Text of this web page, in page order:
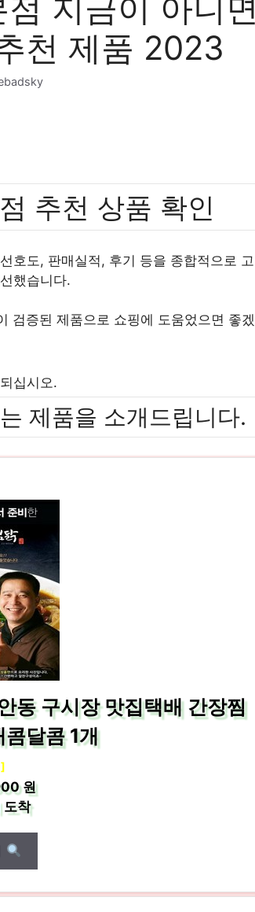
지금이 아니면
천 제품 2023
추천 상품 확인
호도, 판매실적, 후기 등을 종합적으로 고
했습니다.
검증된 제품으로 쇼핑에 도움었으면 좋겠
십시오.
제품을 소개드립니다.
동 구시장 맛집택배 간장찜
달콤 1개
원
도착